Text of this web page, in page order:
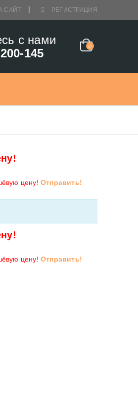
САЙТ РЕГИСТРАЦИЯ
с нами
145
цену! Отправить!
цену! Отправить!